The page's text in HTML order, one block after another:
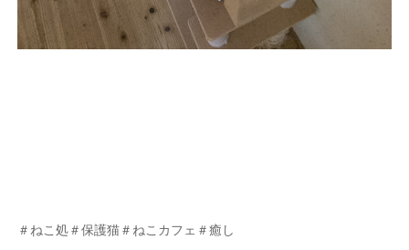
＃ねこ処＃保護猫＃ねこカフェ＃癒し